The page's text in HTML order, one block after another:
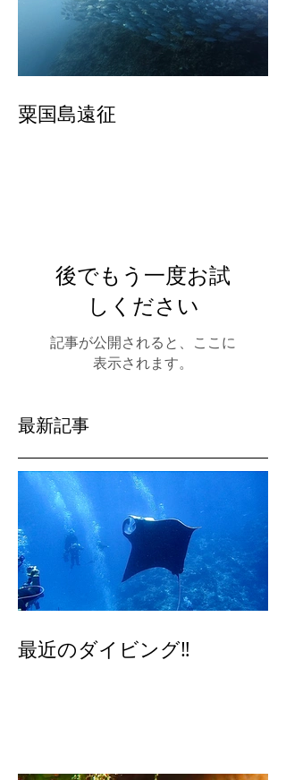
粟国島遠征
後でもう一度お試
しください
記事が公開されると、ここに
表示されます。
最新記事
最近のダイビング‼️